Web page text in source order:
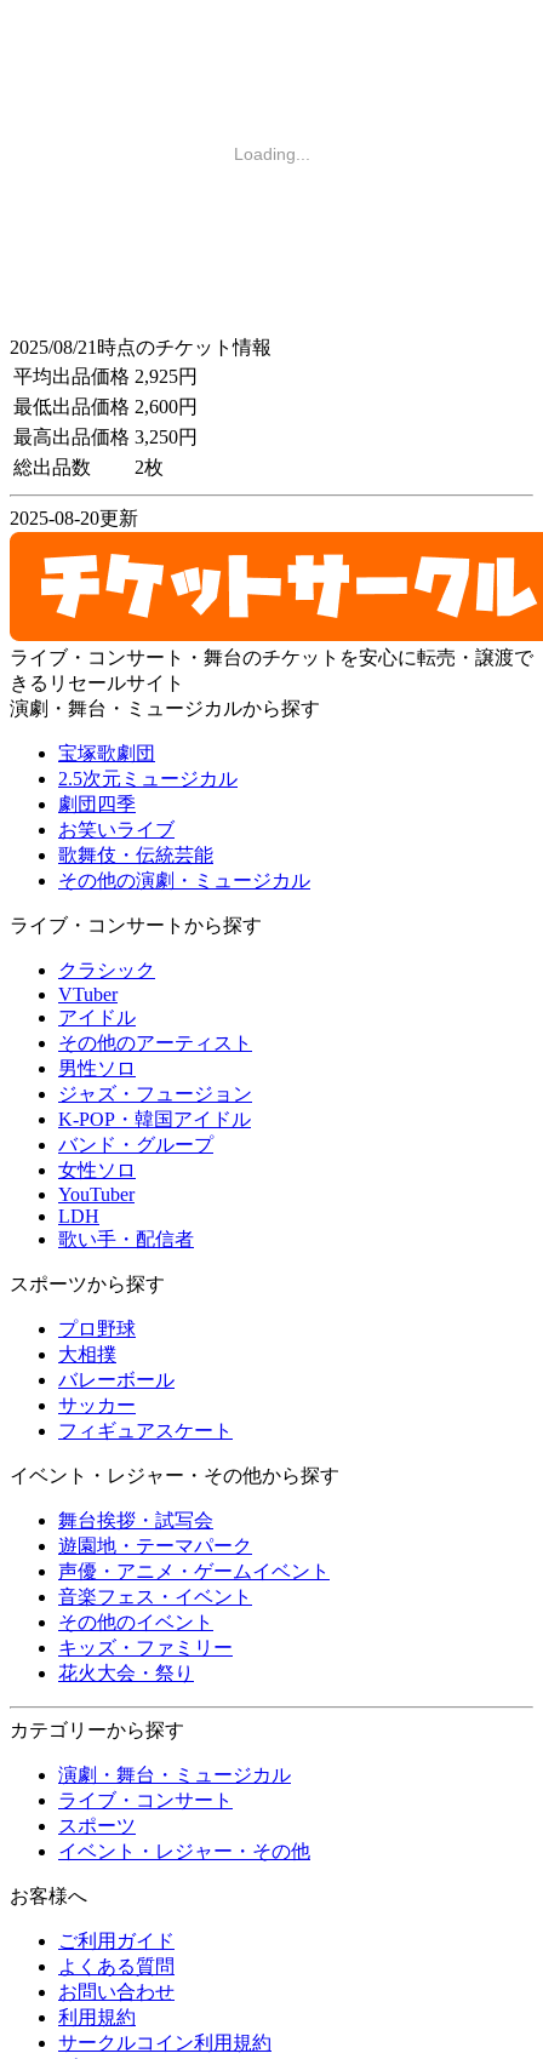
Loading...
2025/08/21時点のチケット情報
平均出品価格 2,925円
最低出品価格 2,600円
最高出品価格 3,250円
総出品数
2枚
2025-08-20更新
ライブ・コンサート・舞台のチケットを安心に転売・譲渡で
きるリセールサイト
演劇・舞台・ミュージカルから探す
宝塚歌劇団
2.5次元ミュージカル
劇団四季
お笑いライブ
歌舞伎・伝統芸能
その他の演劇・ミュージカル
ライブ・コンサートから探す
クラシック
VTuber
アイドル
その他のアーティスト
男性ソロ
ジャズ・フュージョン
K-POP・韓国アイドル
バンド・グループ
女性ソロ
YouTuber
LDH
歌い手・配信者
スポーツから探す
プロ野球
大相撲
バレーボール
サッカー
フィギュアスケート
イベント・レジャー・その他から探す
舞台挨拶・試写会
遊園地・テーマパーク
声優・アニメ・ゲームイベント
音楽フェス・イベント
その他のイベント
キッズ・ファミリー
花火大会・祭り
カテゴリーから探す
演劇・舞台・ミュージカル
ライブ・コンサート
スポーツ
イベント・レジャー・その他
お客様へ
ご利用ガイド
よくある質問
お問い合わせ
利用規約
サークルコイン利用規約